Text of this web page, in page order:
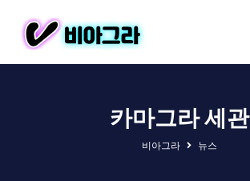
카마그라 세관
비아그라 뉴스